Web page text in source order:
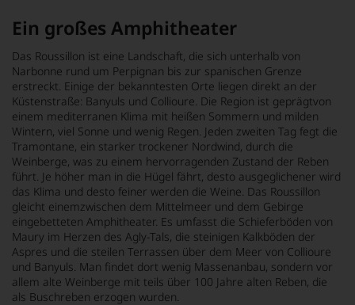
Ein großes Amphitheater
Das Roussillon ist eine Landschaft, die sich unterhalb von
Narbonne rund um Perpignan bis zur spanischen Grenze
erstreckt. Einige der bekanntesten Orte liegen direkt an der
Küstenstraße: Banyuls und Collioure. Die Region ist geprägtvon
einem mediterranen Klima mit heißen Sommern und milden
Wintern, viel Sonne und wenig Regen. Jeden zweiten Tag fegt die
Tramontane, ein starker trockener Nordwind, durch die
Weinberge, was zu einem hervorragenden Zustand der Reben
führt. Je höher man in die Hügel fährt, desto ausgeglichener wird
das Klima und desto feiner werden die Weine. Das Roussillon
gleicht einemzwischen dem Mittelmeer und dem Gebirge
eingebetteten Amphitheater. Es umfasst die Schieferböden von
Maury im Herzen des Agly-Tals, die steinigen Kalkböden der
Aspres und die steilen Terrassen über dem Meer von Collioure
und Banyuls. Man findet dort wenig Massenanbau, sondern vor
allem alte Weinberge mit teils über 100 Jahre alten Reben, die
als Buschreben erzogen wurden.